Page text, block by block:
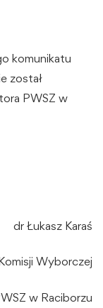
komunikatu
został
PWSZ w
dr Łukasz Karaś
Wyborczej
w Raciborzu